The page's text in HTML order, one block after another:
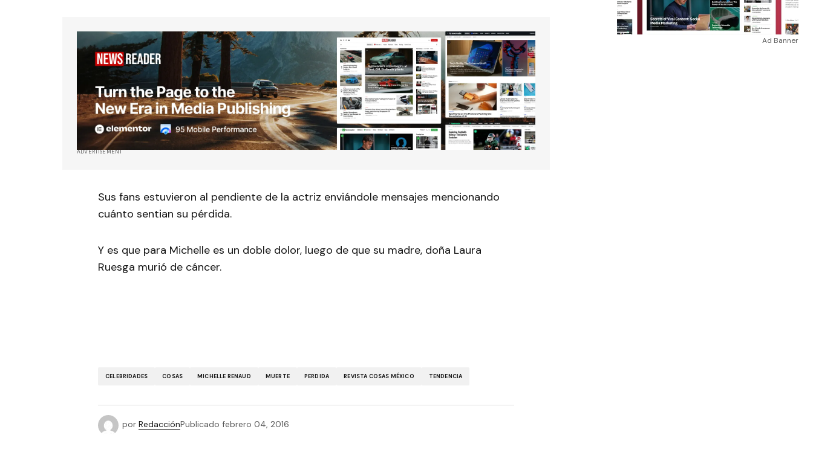
ADVERTISEMENT
Sus fans estuvieron al pendiente de la actriz enviándole mensajes mencionando
cuánto sentian su pérdida.
Y es que para Michelle es un doble dolor, luego de que su madre, doña Laura
Ruesga murió de cáncer.
CELEBRIDADES COSAS MICHELLE RENAUD MUERTE PERDIDA REVISTA COSAS MÉXICO TENDENCIA
por RedacciónPublicado febrero 04, 2016
Ad Banner